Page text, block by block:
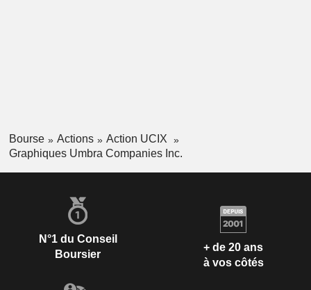
Bourse Actions
Action UCIX
Graphiques Umbra Companies Inc.
N°1 du Conseil
Boursier
+ de 20 ans
à vos côtés